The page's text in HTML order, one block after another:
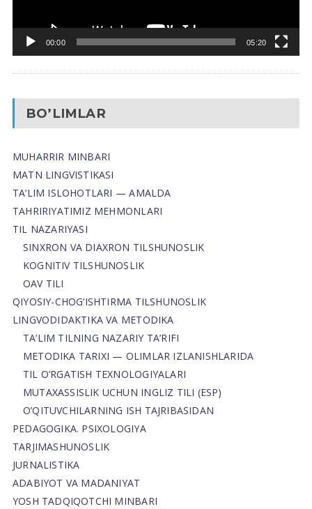
00:00 05:20
BO’LIMLAR
MUHARRIR MINBARI
MATN LINGVISTIKASI
TA’LIM ISLOHOTLARI — AMALDA
TAHRIRIYATIMIZ MEHMONLARI
TIL NAZARIYASI
SINXRON VA DIAXRON TILSHUNOSLIK
KOGNITIV TILSHUNOSLIK
OAV TILI
QIYOSIY-CHOG‘ISHTIRMA TILSHUNOSLIK
LINGVODIDAKTIKA VA METODIKA
TA’LIM TILNING NAZARIY TA’RIFI
METODIKA TARIXI — OLIMLAR IZLANISHLARIDA
TIL O’RGATISH TEXNOLOGIYALARI
MUTAXASSISLIK UCHUN INGLIZ TILI (ESP)
O’QITUVCHILARNING ISH TAJRIBASIDAN
PEDAGOGIKA. PSIXOLOGIYA
TARJIMASHUNOSLIK
JURNALISTIKA
ADABIYOT VA MADANIYAT
YOSH TADQIQOTCHI MINBARI